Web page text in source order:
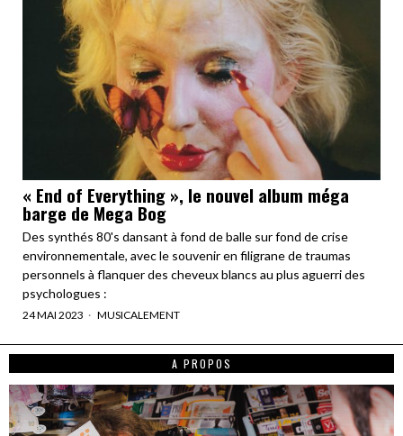
« End of Everything », le nouvel album méga
barge de Mega Bog
Des synthés 80's dansant à fond de balle sur fond de crise
environnementale, avec le souvenir en filigrane de traumas
personnels à flanquer des cheveux blancs au plus aguerri des
psychologues :
24 MAI 2023 MUSICALEMENT
A PROPOS